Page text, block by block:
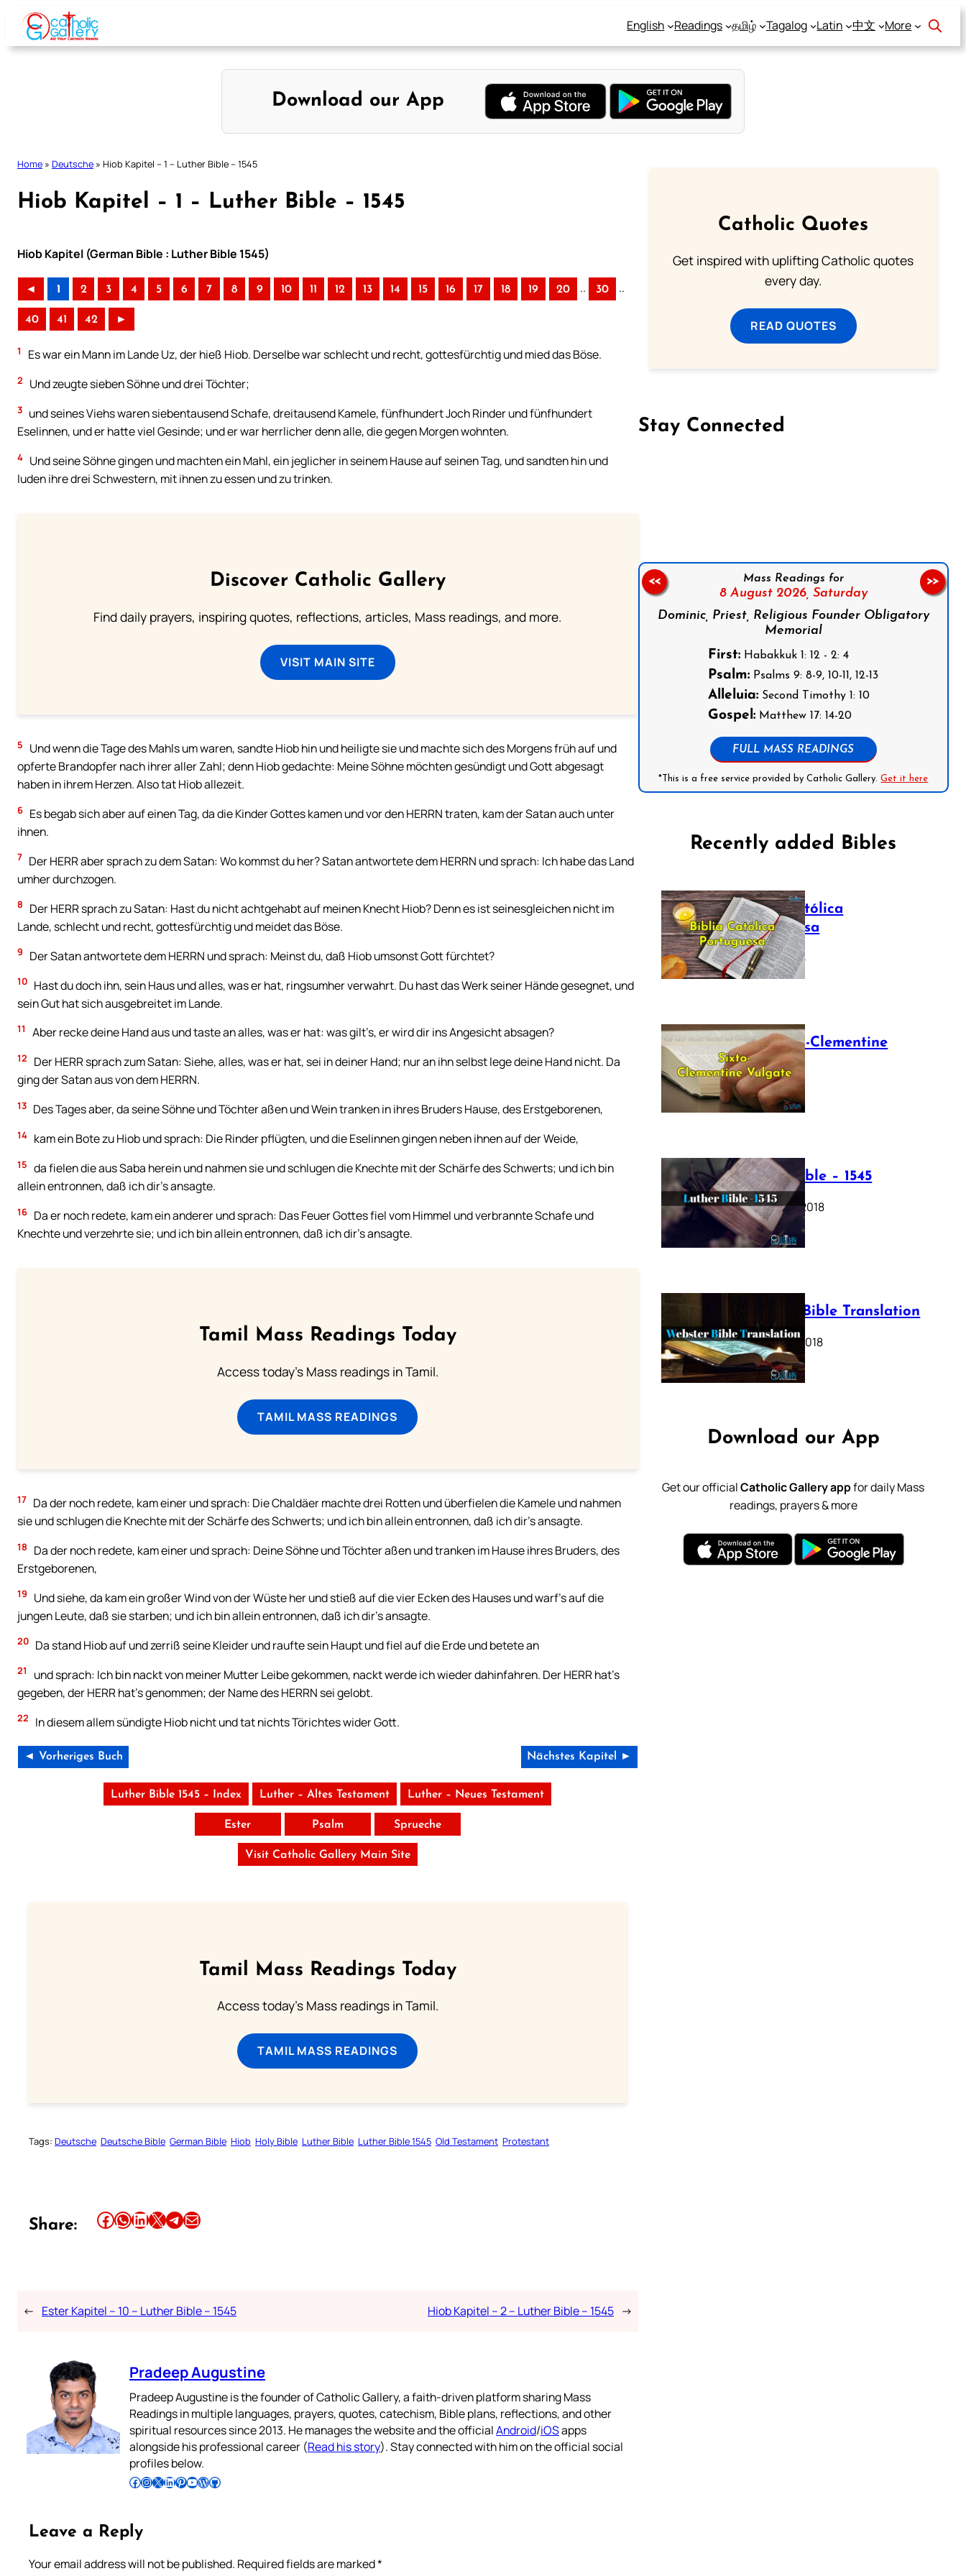
Skip
content
English Readings தமிழ் Tagalog Latin 中文 More
Download our App
Home » Deutsche » Hiob Kapitel – 1 – Luther Bible – 1545
Hiob Kapitel – 1 – Luther Bible – 1545
Hiob Kapitel (German Bible : Luther Bible 1545)
◄ 1 2 3 4 5 6 7 8 9 10 11 12 13 14 15 16 17 18 19 20 .. 30 ..
40 41 42 ►
1 Es war ein Mann im Lande Uz, der hieß Hiob. Derselbe war schlecht und recht, gottesfürchtig und mied das Böse.
2 Und zeugte sieben Söhne und drei Töchter;
3 und seines Viehs waren siebentausend Schafe, dreitausend Kamele, fünfhundert Joch Rinder und fünfhundert
Eselinnen, und er hatte viel Gesinde; und er war herrlicher denn alle, die gegen Morgen wohnten.
4 Und seine Söhne gingen und machten ein Mahl, ein jeglicher in seinem Hause auf seinen Tag, und sandten hin und
luden ihre drei Schwestern, mit ihnen zu essen und zu trinken.
Discover Catholic Gallery
Find daily prayers, inspiring quotes, reflections, articles, Mass readings, and more.
VISIT MAIN SITE
5
Und wenn die Tage des Mahls um waren, sandte Hiob hin und heiligte sie und machte sich des Morgens früh auf und
opferte Brandopfer nach ihrer aller Zahl; denn Hiob gedachte: Meine Söhne möchten gesündigt und Gott abgesagt
haben in ihrem Herzen. Also tat Hiob allezeit.
6 Es begab sich aber auf einen Tag, da die Kinder Gottes kamen und vor den HERRN traten, kam der Satan auch unter
ihnen.
7 Der HERR aber sprach zu dem Satan: Wo kommst du her? Satan antwortete dem HERRN und sprach: Ich habe das Land
umher durchzogen.
8
Der HERR sprach zu Satan: Hast du nicht achtgehabt auf meinen Knecht Hiob? Denn es ist seinesgleichen nicht im
Lande, schlecht und recht, gottesfürchtig und meidet das Böse.
9 Der Satan antwortete dem HERRN und sprach: Meinst du, daß Hiob umsonst Gott fürchtet?
10 Hast du doch ihn, sein Haus und alles, was er hat, ringsumher verwahrt. Du hast das Werk seiner Hände gesegnet, und
sein Gut hat sich ausgebreitet im Lande.
11 Aber recke deine Hand aus und taste an alles, was er hat: was gilt’s, er wird dir ins Angesicht absagen?
12
Der HERR sprach zum Satan: Siehe, alles, was er hat, sei in deiner Hand; nur an ihn selbst lege deine Hand nicht. Da
ging der Satan aus von dem HERRN.
13 Des Tages aber, da seine Söhne und Töchter aßen und Wein tranken in ihres Bruders Hause, des Erstgeborenen,
14 kam ein Bote zu Hiob und sprach: Die Rinder pflügten, und die Eselinnen gingen neben ihnen auf der Weide,
15 da fielen die aus Saba herein und nahmen sie und schlugen die Knechte mit der Schärfe des Schwerts; und ich bin
allein entronnen, daß ich dir’s ansagte.
16 Da er noch redete, kam ein anderer und sprach: Das Feuer Gottes fiel vom Himmel und verbrannte Schafe und
Knechte und verzehrte sie; und ich bin allein entronnen, daß ich dir’s ansagte.
Tamil Mass Readings Today
Access today's Mass readings in Tamil.
TAMIL MASS READINGS
17 Da der noch redete, kam einer und sprach: Die Chaldäer machte drei Rotten und überfielen die Kamele und nahmen
sie und schlugen die Knechte mit der Schärfe des Schwerts; und ich bin allein entronnen, daß ich dir’s ansagte.
18
Da der noch redete, kam einer und sprach: Deine Söhne und Töchter aßen und tranken im Hause ihres Bruders, des
Erstgeborenen,
19
Und siehe, da kam ein großer Wind von der Wüste her und stieß auf die vier Ecken des Hauses und warf’s auf die
jungen Leute, daß sie starben; und ich bin allein entronnen, daß ich dir’s ansagte.
20 Da stand Hiob auf und zerriß seine Kleider und raufte sein Haupt und fiel auf die Erde und betete an
21
und sprach: Ich bin nackt von meiner Mutter Leibe gekommen, nackt werde ich wieder dahinfahren. Der HERR hat’s
gegeben, der HERR hat’s genommen; der Name des HERRN sei gelobt.
22 In diesem allem sündigte Hiob nicht und tat nichts Törichtes wider Gott.
◄ Vorheriges Buch Nächstes Kapitel ►
Luther Bible 1545 – Index Luther – Altes Testament Luther – Neues Testament
Ester Psalm Sprueche
Visit Catholic Gallery Main Site
Tamil Mass Readings Today
Access today's Mass readings in Tamil.
TAMIL MASS READINGS
Tags: Deutsche Deutsche Bible German Bible Hiob Holy Bible Luther Bible Luther Bible 1545 Old Testament Protestant
Share: Share this article on Facebook Share this article on WhatsApp Share this article on LinkedIn Share this article on X Share this article on TelegramEmail this Article
← Ester Kapitel – 10 – Luther Bible – 1545 Hiob Kapitel – 2 – Luther Bible – 1545 →
Pradeep Augustine
Pradeep Augustine is the founder of Catholic Gallery, a faith-driven platform sharing Mass
Readings in multiple languages, prayers, quotes, catechism, Bible plans, reflections, and other
spiritual resources since 2013. He manages the website and the officialAndroid/iOSapps
alongside his professional career (Read his story). Stay connected with him on the official social
profiles below.
Follow Pradeep on Facebook Follow Pradeep on InstagramFollow Pradeep on X Follow Pradeep on LinkedIn Follow Pradeep on Pinterest Subscribe to Pradeep’s Youtube Channel Follow Pradeep on WordPress Follow Pradeep on GitHub
Leave a Reply
Your email address will not be published. Required fields are marked*
Catholic Quotes
Get inspired with uplifting Catholic quotes
every day.
READ QUOTES
Stay Connected
Mass Readings for
8 August 2026, Saturday
Dominic, Priest, Religious Founder Obligatory
Memorial
First: Habakkuk 1: 12 - 2: 4
Psalm: Psalms 9: 8-9, 10-11, 12-13
Alleluia: Second Timothy 1: 10
Gospel: Matthew 17: 14-20
FULL MASS READINGS
*This is a free service provided by Catholic Gallery.Get it here
<< >>
Recently added Bibles
Bíblia Católica
Portuguesa
July 16, 2025
The Sixto-Clementine
Vulgate
July 12, 2025
Luther Bible – 1545
October 17, 2018
Webster Bible Translation
October 11, 2018
Download our App
Get our officialCatholic Gallery appfor daily Mass
readings, prayers & more